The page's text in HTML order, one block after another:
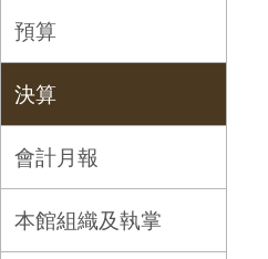
預算
決算
會計月報
本館組織及執掌